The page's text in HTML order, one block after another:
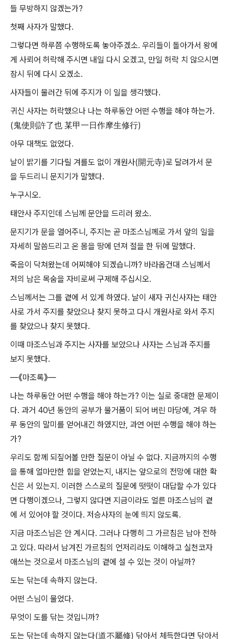
들 무방하지 않겠는가?
첫째 사자가 말했다.
그렇다면 하루쯤 수행하도록 놓아주겠소. 우리들이 돌아가서 왕에
게 사뢰어 허락해 주시면 내일 다시 오겠고, 만일 허락 치 않으시면
잠시 뒤에 다시 오겠소.
사자들이 물러간 뒤에 주지가 이 일을 생각했다.
귀신 사자는 허락했으나 나는 하루동안 어떤 수행을 해야 하는가.
(鬼使則許了也 某甲一日作摩生修行)
아무 대책도 없었다.
날이 밝기를 기다릴 겨를도 없이 개원사(開元寺)로 달려가서 문
을 두드리니 문지기가 말했다.
누구시오.
태안사 주지인데 스님께 문안을 드리러 왔소.
문지기가 문을 열어주니, 주지는 곧 마조스님께로 가서 앞의 일을
자세히 말씀드리고 온 몸을 땅에 던져 절을 한 뒤에 말했다.
죽음이 닥쳐왔는데 어찌해야 되겠습니까? 바라옵건대 스님께서
저의 남은 목숨을 자비로써 구제해 주십시오.
스님께서는 그를 곁에 서 있게 하였다. 날이 새자 귀신사자는 태안
사로 가서 주지를 찾았으나 찾지 못하고 다시 개원사로 와서 주지
를 찾았으나 찾지 못했다.
이때 마조스님과 주지는 사자를 보았으나 사자는 스님과 주지를
보지 못했다.
―《마조록》―
나는 하루동안 어떤 수행을 해야 하는가? 이는 실로 중대한 문제이
다. 과거 40년 동안의 공부가 물거품이 되어 버린 마당에, 겨우 하
루 동안의 말미를 얻어내긴 하였지만, 과연 어떤 수행을 해야 하는
가?
우리도 함께 되짚어볼 만한 질문이 아닐 수 없다. 지금까지의 수행
을 통해 얼마만한 힘을 얻었는지, 내지는 앞으로의 전망에 대한 확
신은 서 있는지. 이러한 스스로의 질문에 떳떳이 대답할 수가 있다
면 다행이겠으나, 그렇지 않다면 지금이라도 얼른 마조스님의 곁
에 서 있어야 할 것이다. 저승사자의 눈에 띄지 않도록.
지금 마조스님은 안 계시다. 그러나 다행히 그 가르침은 남아 전하
고 있다. 따라서 남겨진 가르침의 언저리라도 이해하고 실천코자
애쓰는 것으로서 마조스님의 곁에 설 수 있는 것이 아닐까?
도는 닦는데 속하지 않는다.
어떤 스님이 물었다.
무엇이 도를 닦는 것입니까?
도는 닦는데 속하지 않는다(道不屬修) 닦아서 체득한다면 닦아서